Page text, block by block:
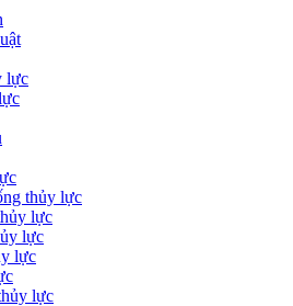
lực
thủy lực
lực
lực
lực
lực